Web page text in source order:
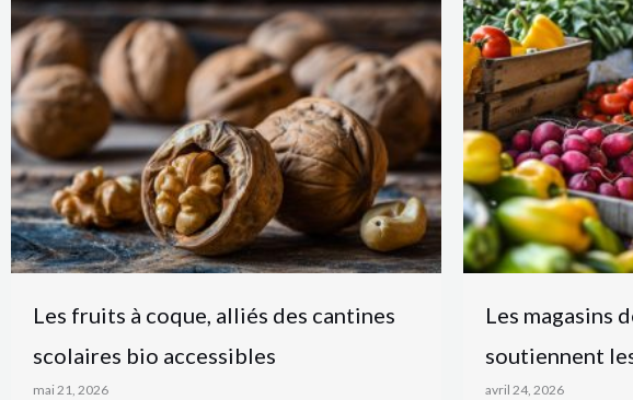
Les fruits à coque, alliés des cantines
scolaires bio accessibles
mai 21, 2026
Les magasins
soutiennent
avril 24, 2026